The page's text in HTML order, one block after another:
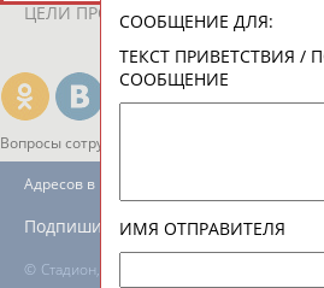
ЦЕЛИ ПРОЕКТА КОНТАКТЫ
Вопросы сотрудничества и совместной
© Стадион, 1998-2026
Адресов в новостной рассылке: 997
Подпишись
СООБЩЕНИЕ ДЛЯ:
ТЕКСТ ПРИВЕТСТВИЯ /
СООБЩЕНИЕ
ИМЯ ОТПРАВИТЕЛЯ